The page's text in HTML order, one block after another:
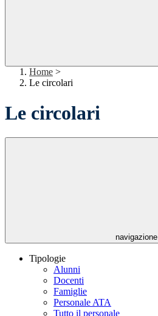
Home >
Le circolari
Le circolari
navigazione
Tipologie
Alunni
Docenti
Famiglie
Personale ATA
Tutto il personale